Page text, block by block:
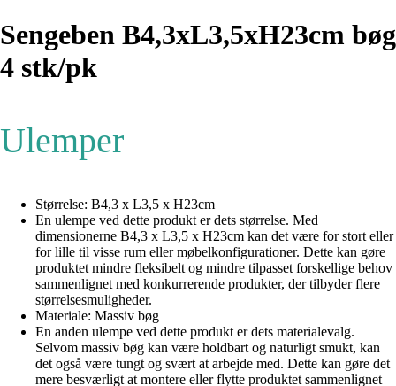
Sengeben B4,3xL3,5xH23cm bøg
4 stk/pk
Ulemper
Størrelse: B4,3 x L3,5 x H23cm
En ulempe ved dette produkt er dets størrelse. Med
dimensionerne B4,3 x L3,5 x H23cm kan det være for stort eller
for lille til visse rum eller møbelkonfigurationer. Dette kan gøre
produktet mindre fleksibelt og mindre tilpasset forskellige behov
sammenlignet med konkurrerende produkter, der tilbyder flere
størrelsesmuligheder.
Materiale: Massiv bøg
En anden ulempe ved dette produkt er dets materialevalg.
Selvom massiv bøg kan være holdbart og naturligt smukt, kan
det også være tungt og svært at arbejde med. Dette kan gøre det
mere besværligt at montere eller flytte produktet sammenlignet